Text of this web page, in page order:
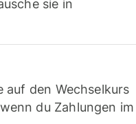
sie in
auf den Wechselkurs
du Zahlungen im